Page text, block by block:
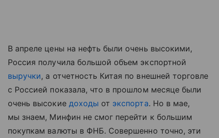
В апреле цены на нефть были очень высокими,
Россия получила большой объем экспортной
выручки, а отчетность Китая по внешней торговле
с Россией показала, что в прошлом месяце были
очень высокие доходы от экспорта. Но в мае,
мы знаем, Минфин не смог перейти к большим
покупкам валюты в ФНБ. Совершенно точно, эти